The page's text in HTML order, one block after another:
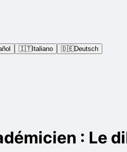
🇮🇹Italiano 🇩🇪Deutsch
: Le